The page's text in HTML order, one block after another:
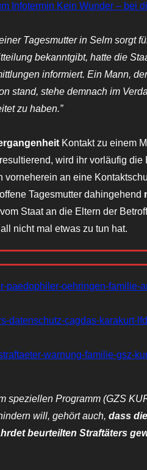
Infotermin Kein Wunder – bei
Tagesmutter in Selm sorgt
bekanntgibt, hatte die
informiert. Ein Mann,
stand, stehe demnach im
zu haben.”
Kontakt zu einem
wird ihr vorläufig die
vorneherein an eine
Tagesmutter dahingehend
Staat an die Eltern der
nicht mal etwas zu tun hat.
paedophiler-oehringen-familie-
datenschutz-cagdas-karakurt-
warnung-familie-gsz-
speziellen Programm (GZS
will, gehört auch, dass
beurteilten Straftäters